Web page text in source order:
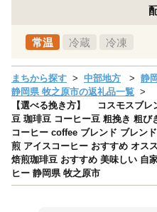
常温 冷蔵 冷凍
まちから探す 中部地方
静
静岡県 牧之原市の返礼品一覧
【選べる挽き方】 コスモスブレ
豆 珈琲豆 コーヒー豆 粗挽き 粗
コーヒー coffee ブレンド ブレン
煎 アイスコーヒー おすすめ オス
焙煎珈琲豆 おすすめ 美味しい 自
ヒー 静岡県 牧之原市